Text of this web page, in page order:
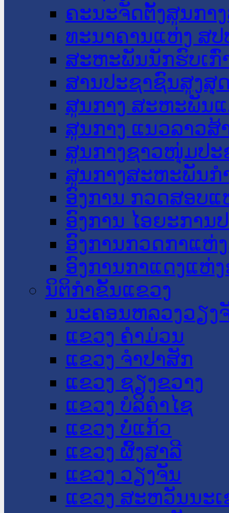
ຄະນະຈັດຕັ້ງສູນກາ
ທະນາຄານແຫ່ງ ສປ
ສະຫະພັນນັກຮົບເກົ່
ສານປະຊາຊົນສູງສຸ
ສູນກາງ ສະຫະພັນ
ສູນກາງ ແນວລາວສ້
ສູນກາງຊາວໜຸ່ມປະ
ສູນກາງສະຫະພັນກ
ອົງການ ກວດສອບແ
ອົງການ ໄອຍະການ
ອົງການກວດກາແຫ່
ອົງການກາແດງແຫ່
ນິຕິກໍາຂັ້ນແຂວງ
ນະ​ຄອນ​ຫລວງວຽງ
ແຂວງ ຄໍາມ່ວນ
ແຂວງ ຈໍາປາສັກ
ແຂວງ ຊຽງຂວາງ
ແຂວງ ບໍລິຄໍາໄຊ
ແຂວງ ບໍ່ແກ້ວ
ແຂວງ ຜົ້ງສາລີ
ແຂວງ ວຽງຈັນ
ແຂວງ ສະຫວັນນະ